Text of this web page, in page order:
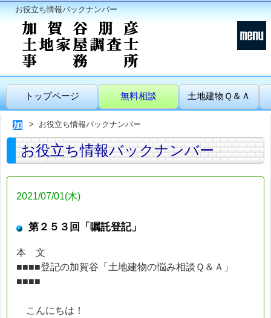
お役立ち情報バックナンバー
トップページ 無料相談 土地建物Ｑ＆Ａ
お役立ち情報バックナンバー
お役立ち情報バックナンバー
2021/07/01(木)
第２５３回「嘱託登記」
本 文
■■■■登記の加賀谷「土地建物の悩み相談Ｑ＆Ａ」
■■■■
こんにちは！